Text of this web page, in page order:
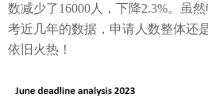
数减少了16000 人，下降2.3%。虽
考近几年的数据，申请人数整体还
依旧火热！